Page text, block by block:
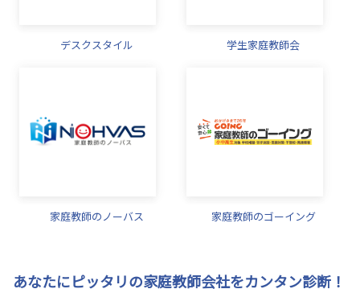
デスクスタイル 学生家庭教師会
家庭教師のノーバス 家庭教師のゴーイング
あなたにピッタリの家庭教師会社をカンタン診断！